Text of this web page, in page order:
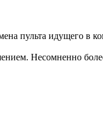
пульта идущего в
Несомненно